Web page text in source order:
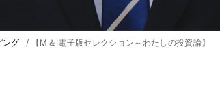
ング / 【M＆I電子版セレクション～わたしの投資論】